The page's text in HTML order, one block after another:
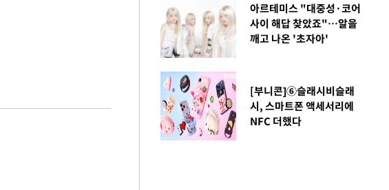
아르테미스 "대중성·코어
사이 해답 찾았죠"…알을
깨고 나온 '초자아'
[부니콘]⑥슬래시비슬래
시, 스마트폰 액세서리에
NFC 더했다